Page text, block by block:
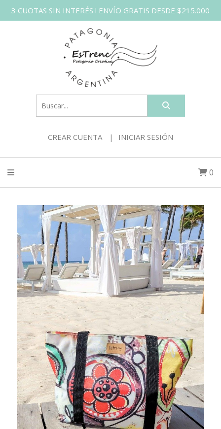
3 CUOTAS SIN INTERÉS l ENVÍO GRATIS DESDE $215.000
CREAR CUENTA INICIAR SESIÓN
0